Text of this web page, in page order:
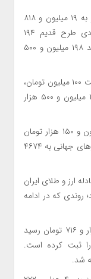
بر اساس نرخ‌های اعلامی، قیمت طلای ۱۸ عیار به ۱۹ میلیون و ۸۱۸
هزار تومان رسید. همچنین سکه تمام‌بهار آزادی طرح قدیم ۱۹۴
میلیون تومان و سکه تمام‌بهار آزادی طرح جدید ۱۹۸ میلیون و ۵۰۰
در بازار سبزه‌میدان نیز نیم‌سکه بهار آزادی با قیمت ۱۰۰ میلیون تومان،
ربع‌سکه ۵۵ میلیون تومان و سکه یک‌گرمی ۲۸ میلیون و ۵۰۰ هزار
همچنین هر مثقال طلا در بازار داخلی ۸۶ میلیون و ۱۵۰ هزار تومان
ارزش‌گذاری شده و قیمت هر اونس طلا در بازارهای جهانی به ۴۶۷۴
ارز و طلای ایران
روندی که در ادامه
بر این اساس، نرخ حواله دلار آمریکا به ۱۴۷ هزار و ۷۱۶ تومان رسید
ثبت کرده است.